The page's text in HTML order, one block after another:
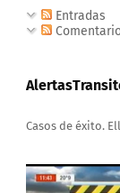
Entradas
Casos de éxito.